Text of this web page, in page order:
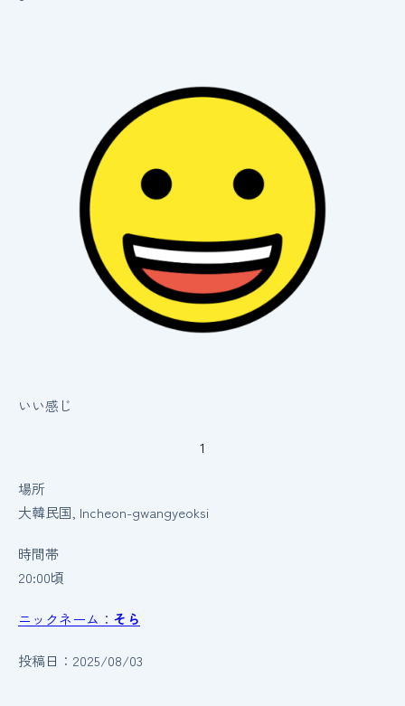
いい感じ
1
場所
大韓民国, Incheon-gwangyeoksi
時間帯
20:00頃
ニックネーム： そら
投稿日：2025/08/03